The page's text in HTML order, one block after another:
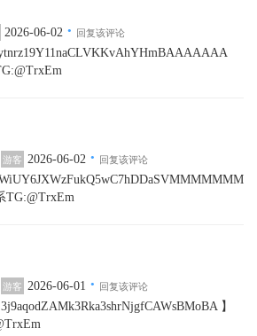
2026-06-02 · 回复该评论
游客 2026-06-02 · 回复该评论
TG:@TrxEm
游客 2026-06-01 · 回复该评论
】